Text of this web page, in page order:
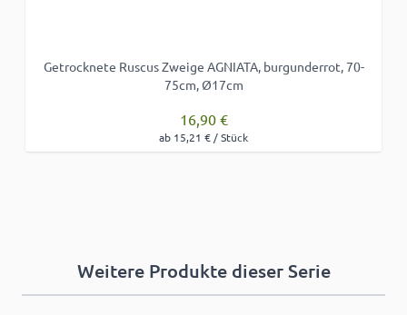
Getrocknete Ruscus Zweige AGNIATA, burgunderrot, 70-
75cm, Ø17cm
16,90 €
ab 15,21 € / Stück
Weitere Produkte dieser Serie